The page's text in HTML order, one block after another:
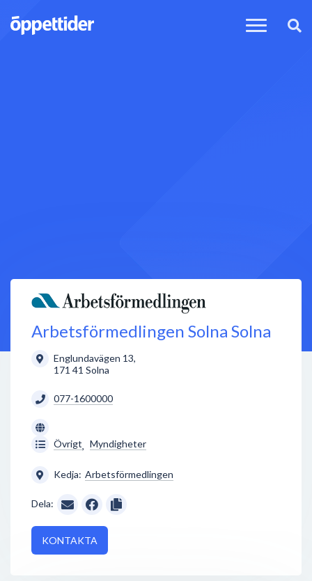
Arbetsförmedlingen Solna Solna
Englundavägen 13,
171 41 Solna
077-1600000
Övrigt, Myndigheter
Kedja: Arbetsförmedlingen
Dela:
KONTAKTA